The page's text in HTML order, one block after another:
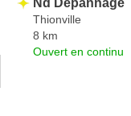
Thionville
8 km
Ouvert en continu